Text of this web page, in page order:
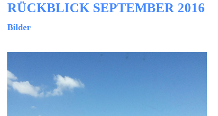
RÜCKBLICK SEPTEMBER 2016
Bilder